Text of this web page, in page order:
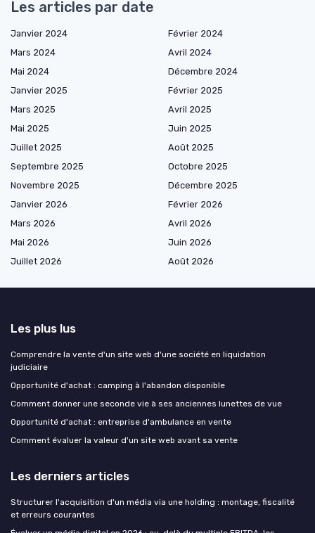
Les articles par date
Janvier 2024
Février 2024
Mars 2024
Avril 2024
Mai 2024
Décembre 2024
Janvier 2025
Février 2025
Mars 2025
Avril 2025
Mai 2025
Juin 2025
Juillet 2025
Août 2025
Septembre 2025
Octobre 2025
Novembre 2025
Décembre 2025
Janvier 2026
Février 2026
Mars 2026
Avril 2026
Mai 2026
Juin 2026
Juillet 2026
Août 2026
Les plus lus
Comprendre la vente d'un site web d'une société en liquidation
judiciaire
Opportunité d'achat : camping à l'abandon disponible
Comment donner une seconde vie à ses anciennes lunettes de vue
Opportunité d'achat : entreprise d'ambulance en vente
Comment évaluer la valeur d'un site web avant sa vente
Les derniers articles
Structurer l'acquisition d'un média via une holding : montage, fiscalité
et erreurs courantes